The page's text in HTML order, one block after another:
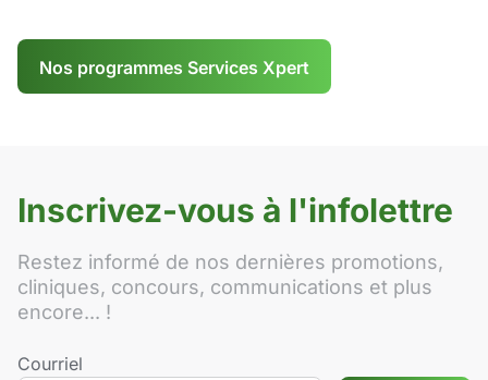
Nos programmes Services Xpert
Inscrivez-vous à l'infolettre
Restez informé de nos dernières promotions,
cliniques, concours, communications et plus
encore... !
Courriel